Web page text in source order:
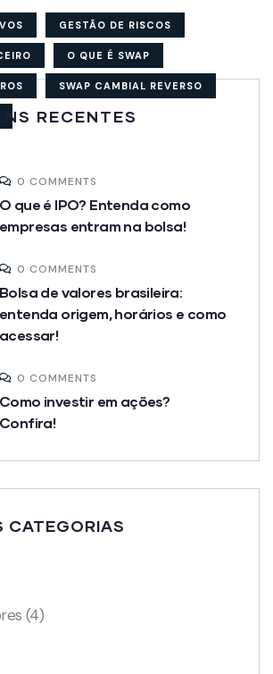
GESTÃO DE RISCOS
O QUE É SWAP
SWAP CAMBIAL REVERSO
RECENTES
0 COMMENTS
O que é IPO? Entenda como
empresas entram na bolsa!
0 COMMENTS
Bolsa de valores brasileira:
entenda origem, horários e como
acessar!
0 COMMENTS
Como investir em ações?
Confira!
CATEGORIAS
(4)